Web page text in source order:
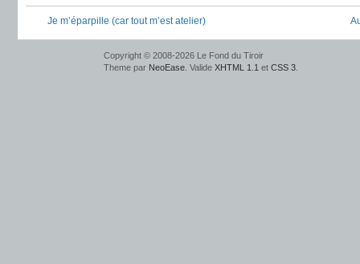
Je m’éparpille (car tout m’est atelier)
Copyright © 2008-2026 Le Fond du Tiroir
Theme par NeoEase . Valide XHTML 1.1 et CSS 3